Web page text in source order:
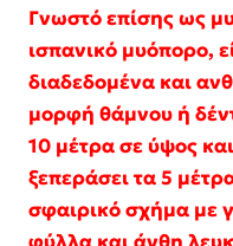
Γνωστό επίσης ως
ισπανικό μυόπορο,
διαδεδομένα και
μορφή θάμνου ή
10 μέτρα σε ύψος
ξεπεράσει τα 5
σφαιρικό σχήμα με